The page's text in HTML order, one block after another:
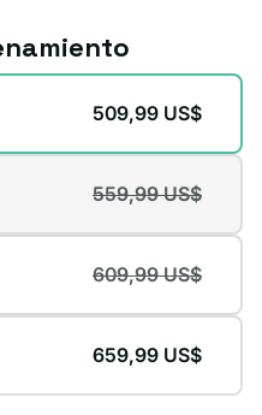
509,99 US$
559,99 US$
609,99 US$
659,99 US$